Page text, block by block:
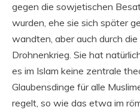
gegen die sowjetischen
wurden, ehe sie sich später
wandten, aber auch durch
Drohnenkrieg. Sie hat
es im Islam keine zentrale
Glaubensdinge für alle
regelt, so wie das etwa im